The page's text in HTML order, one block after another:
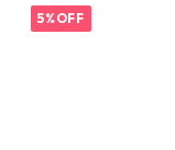
5%OFF